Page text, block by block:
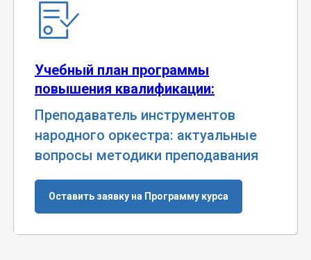
Учебный план программы
повышения квалификации:
Преподаватель инструментов
народного оркестра: актуальные
вопросы методики преподавания
Оставить заявку на Программу курса